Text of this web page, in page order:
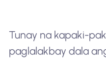
Tunay na kapaki-
paglalakbay dala